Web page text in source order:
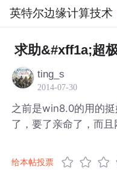
英特尔边缘计算技术
社区 英特尔边缘计
求助&#xff1a;超
ting_s
2014-07-30
之前是win8.0的用的
了，要了亲命了，而
给本帖投票